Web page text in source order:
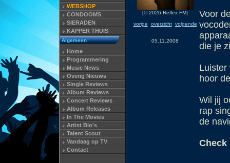
WEBSHOP
CONDOOMS
SIERADEN
KAPPER THUIS
Algemeen
Home
Programmering
Music News
Overig Nieuws
Single Reviews
Album Reviews
Concert Reviews
Album Releases
In The Movies
Artist Bio's
Talent Scout
Vandaag op TV
Contact
[© 2026 Reflex FM]
vorige
overzicht volgende
05.11.2008
Voor
die je
Luister
hoor
Wil jij
rap
de
Check